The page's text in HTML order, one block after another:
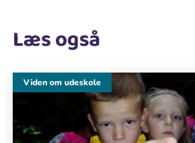
Læs også
Viden om udeskole